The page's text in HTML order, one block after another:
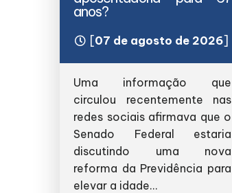
anos?
[07 de agosto de 2026]
Uma informação que
circulou recentemente nas
redes sociais afirmava que o
Senado Federal estaria
discutindo uma nova
reforma da Previdência para
elevar a idade...